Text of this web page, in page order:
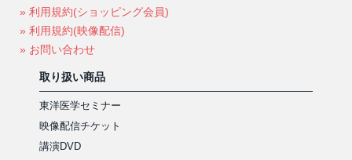
» 利用規約(ショッピング会員)
» 利用規約(映像配信)
» お問い合わせ
取り扱い商品
東洋医学セミナー
映像配信チケット
講演DVD